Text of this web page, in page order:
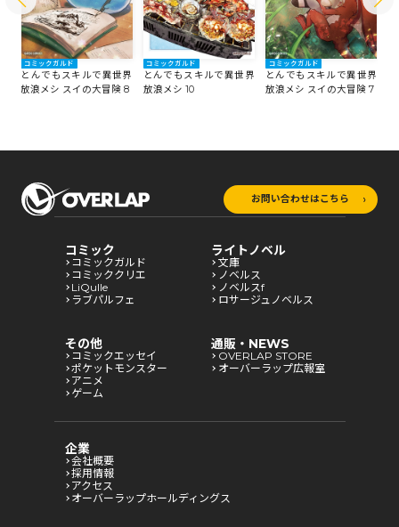
コミックガルド
とんでもスキルで異世界
放浪メシ スイの大冒険 8
コミックガルド
とんでもスキルで異世界
放浪メシ 10
コミックガルド
とんでもスキルで異世界
放浪メシ スイの大冒険 7
お問い合わせはこちら
コミック
コミックガルド
コミッククリエ
LiQulle
ラブパルフェ
ライトノベル
文庫
ノベルス
ノベルスf
ロサージュノベルス
その他
コミックエッセイ
ポケットモンスター
アニメ
ゲーム
通販・NEWS
OVERLAP STORE
オーバーラップ広報室
企業
会社概要
採用情報
アクセス
オーバーラップホールディングス